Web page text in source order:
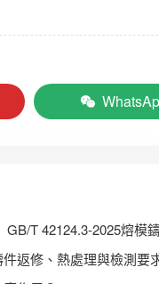
返修、熱處理與檢測要